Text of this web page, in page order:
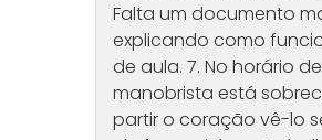
Falta um documento
explicando como
de aula. 7. No horário
manobrista está
partir o coração vê-lo